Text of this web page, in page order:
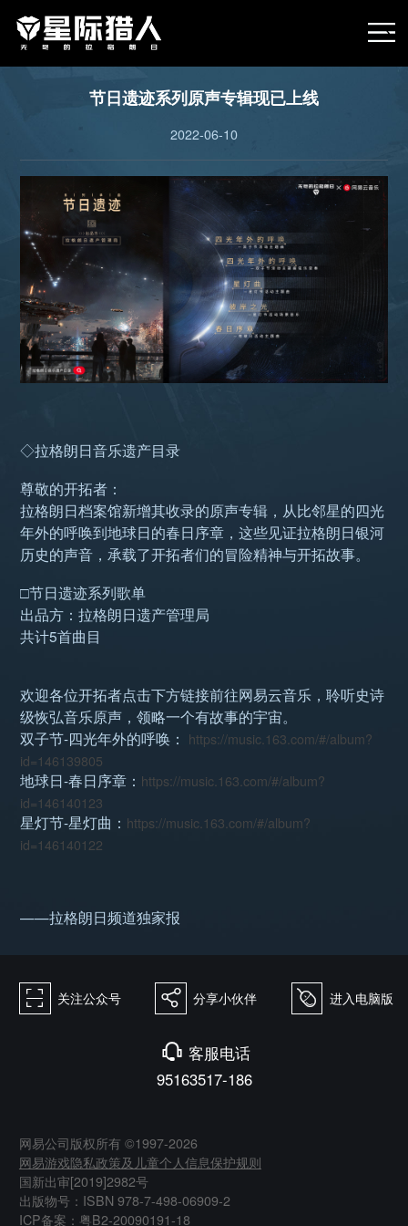
节日遗迹系列原声专辑现已上线
2022-06-10
◇拉格朗日音乐遗产目录
尊敬的开拓者：
拉格朗日档案馆新增其收录的原声专辑，从比邻星的四光
年外的呼唤到地球日的春日序章，这些见证拉格朗日银河
历史的声音，承载了开拓者们的冒险精神与开拓故事。
□节日遗迹系列歌单
出品方：拉格朗日遗产管理局
共计5首曲目
欢迎各位开拓者点击下方链接前往网易云音乐，聆听史诗
级恢弘音乐原声，领略一个有故事的宇宙。
双子节-四光年外的呼唤： https://music.163.com/#/album?
id=146139805
地球日-春日序章： https://music.163.com/#/album?
id=146140123
星灯节-星灯曲： https://music.163.com/#/album?
id=146140122
——拉格朗日频道独家报
򰀁 关注公众号 򰀂 分享小伙伴 򰀄 进入电脑版
򰀃 客服电话
95163517-186
网易公司版权所有 ©1997-2026
网易游戏隐私政策及儿童个人信息保护规则
国新出审[2019]2982号
出版物号：ISBN 978-7-498-06909-2
ICP备案：粤B2-20090191-18